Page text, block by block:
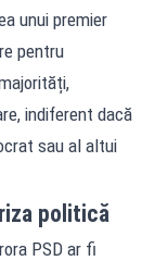
unui premier
pentru
indiferent dacă
sau al altui
politică
PSD ar fi